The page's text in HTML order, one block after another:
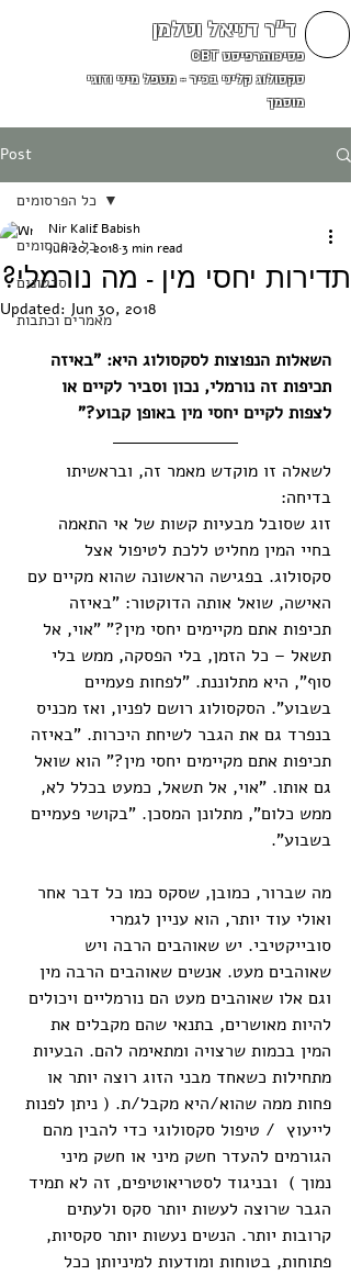
ד"ר דניאל וטלמן
פסיכותרפיסט CBT
סקסולוג קליני בכיר - מטפל מיני וזוגי
מוסמך
Post
כל הפרסומים
סרטונים
מאמרים וכתבות
כל הפרסומים
תדירות יחסי מין - מה נורמלי?
Nir Kalif Babish
Jun 20, 20183 min read
Updated: Jun 30, 2018
השאלות הנפוצות לסקסולוג היא: "באיזה
תכיפות זה נורמלי, נכון וסביר לקיים או
לצפות לקיים יחסי מין באופן קבוע?"
לשאלה זו מוקדש מאמר זה, ובראשיתו
בדיחה:
זוג שסובל מבעיות קשות של אי התאמה
בחיי המין מחליט ללכת לטיפול אצל
סקסולוג. בפגישה הראשונה שהוא מקיים עם
האישה, שואל אותה הדוקטור: "באיזה
תכיפות אתם מקיימים יחסי מין?" "אוי, אל
תשאל – כל הזמן, בלי הפסקה, ממש בלי
סוף", היא מתלוננת. "לפחות פעמיים
בשבוע". הסקסולוג רושם לפניו, ואז מכניס
בנפרד גם את הגבר לשיחת היכרות. "באיזה
תכיפות אתם מקיימים יחסי מין?" הוא שואל
גם אותו. "אוי, אל תשאל, כמעט בכלל לא,
ממש כלום", מתלונן המסכן. "בקושי פעמיים
בשבוע".
מה שברור, כמובן, שסקס כמו כל דבר אחר
ואולי עוד יותר, הוא עניין לגמרי
סובייקטיבי. יש שאוהבים הרבה ויש
שאוהבים מעט. אנשים שאוהבים הרבה מין
וגם אלו שאוהבים מעט הם נורמליים ויכולים
להיות מאושרים, בתנאי שהם מקבלים את
המין בכמות שרצויה ומתאימה להם. הבעיות
מתחילות כשאחד מבני הזוג רוצה יותר או
פחות ממה שהוא/היא מקבל/ת. ( ניתן לפנות
לייעוץ  / טיפול סקסולוגי כדי להבין מהם
הגורמים להעדר חשק מיני או חשק מיני
נמוך )  ובניגוד לסטריאוטיפים, זה לא תמיד
הגבר שרוצה לעשות יותר סקס ולעתים
קרובות יותר. הנשים נעשות יותר סקסיות,
פתוחות, בטוחות ומודעות למיניותן ככל